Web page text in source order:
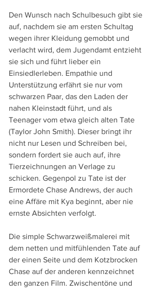
Den Wunsch nach Schulbesuch gibt sie
auf, nachdem sie am ersten Schultag
wegen ihrer Kleidung gemobbt und
verlacht wird, dem Jugendamt entzieht
sie sich und führt lieber ein
Einsiedlerleben. Empathie und
Unterstützung erfährt sie nur vom
schwarzen Paar, das den Laden der
nahen Kleinstadt führt, und als
Teenager vom etwa gleich alten Tate
(Taylor John Smith). Dieser bringt ihr
nicht nur Lesen und Schreiben bei,
sondern fordert sie auch auf, ihre
Tierzeichnungen an Verlage zu
schicken. Gegenpol zu Tate ist der
Ermordete Chase Andrews, der auch
eine Affäre mit Kya beginnt, aber nie
ernste Absichten verfolgt.
Die simple Schwarzweißmalerei mit
dem netten und mitfühlenden Tate auf
der einen Seite und dem Kotzbrocken
Chase auf der anderen kennzeichnet
den ganzen Film. Zwischentöne und